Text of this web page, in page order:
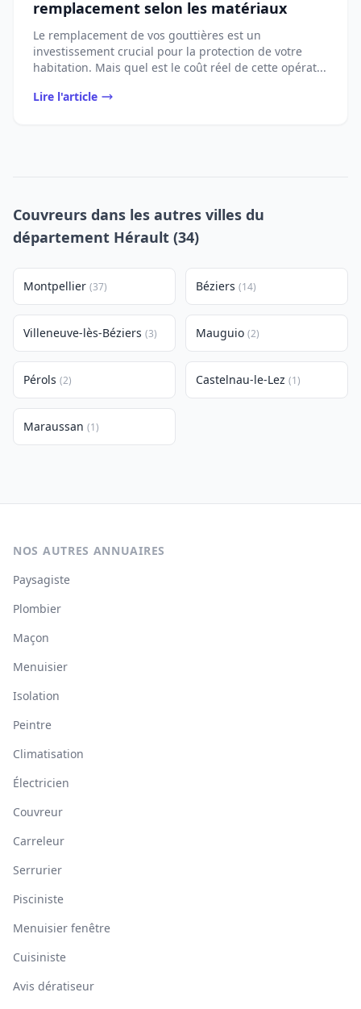
remplacement selon les matériaux
Le remplacement de vos gouttières est un
investissement crucial pour la protection de votre
habitation. Mais quel est le coût réel de cette opérat...
Lire l'article
Couvreurs dans les autres villes du
département Hérault (34)
Montpellier (37) Béziers (14)
Villeneuve-lès-Béziers (3) Mauguio (2)
Pérols (2) Castelnau-le-Lez (1)
Maraussan (1)
NOS AUTRES ANNUAIRES
Paysagiste
Plombier
Maçon
Menuisier
Isolation
Peintre
Climatisation
Électricien
Couvreur
Carreleur
Serrurier
Pisciniste
Menuisier fenêtre
Cuisiniste
Avis dératiseur